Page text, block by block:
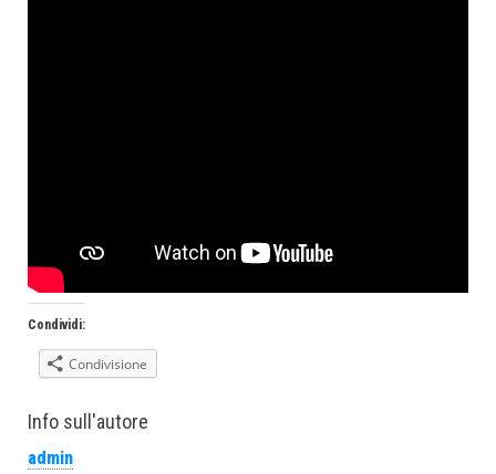
Condividi:
Condivisione
Info sull'autore
admin